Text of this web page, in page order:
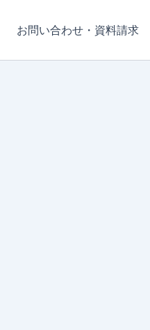
お問い合わせ・資料請求